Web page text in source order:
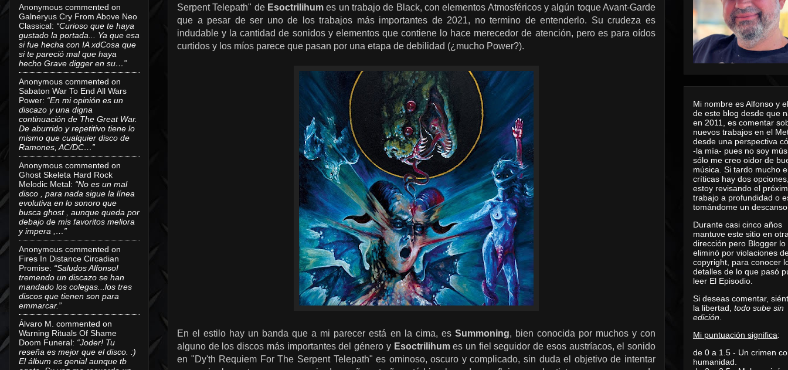
Serpent Telepath" de Esoctrilihum es un trabajo de Black, con elementos Atmosféricos y algún toque Avant-Garde
que a pesar de ser uno de los trabajos más importantes de 2021, no termino de entenderlo. Su crudeza es
indudable y la cantidad de sonidos y elementos que contiene lo hace merecedor de atención, pero es para oídos
curtidos y los míos parece que pasan por una etapa de debilidad (¿mucho Power?).
En el estilo hay un banda que a mi parecer está en la cima, es Summoning, bien conocida por muchos y con
alguno de los discos más importantes del género y Esoctrilihumes un fiel seguidor de esos austríacos, el sonido
en "Dy'th Requiem For The Serpent Telepath" es ominoso, oscuro y complicado, sin duda el objetivo de intentar
Anonymous commented on
Galneryus Cry From Above Neo
Classical: “Curioso que te haya
gustado la portada... Ya que esa
si fue hecha con IA xdCosa que
si te pareció mal que haya
hecho Grave digger en su…”
Anonymous commented on
Sabaton War To End All Wars
Power: “En mi opinión es un
discazo y una digna
continuación de The Great War.
De aburrido y repetitivo tiene lo
mismo que cualquier disco de
Ramones, AC/DC…”
Anonymous commented on
Ghost Skeleta Hard Rock
Melodic Metal: “No es un mal
disco , para nada sigue la línea
evolutiva en lo sonoro que
busca ghost , aunque queda por
debajo de mis favoritos meliora
y impera ,…”
Anonymous commented on
Fires In Distance Circadian
Promise: “Saludos Alfonso!
tremendo un discazo se han
mandado los colegas...los tres
discos que tienen son para
emmarcar.”
Álvaro M. commented on
Warning Rituals Of Shame
Doom Funeral: “Joder! Tu
reseña es mejor que el disco. :)
El álbum es genial aunque tb
Mi nombre es Alfonso y
de este blog desde que
en 2011, es comentar
nuevos trabajos en el
desde una perspectiva
-la mía- pues no soy
sólo me creo oidor de
música. Si tardo mucho
críticas hay dos
estoy revisando el
trabajo a profundidad o
tomándome un
Durante casi cinco años
mantuve este sitio en
dirección pero Blogger lo
eliminó por violaciones
copyright, para conocer
detalles de lo que pasó
leer El Episodio
Si deseas comentar,
la libertad, todo sube sin
edición
Mi puntuación significa:
de 0 a 1.5 - Un crimen
humanidad.